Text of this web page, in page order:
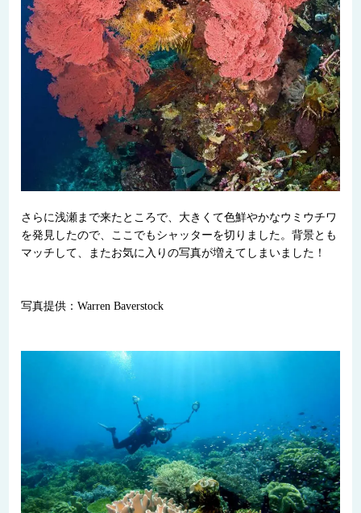
さらに浅瀬まで来たところで、大きくて色鮮やかなウミウチワ
を発見したので、ここでもシャッターを切りました。背景とも
マッチして、またお気に入りの写真が増えてしまいました！
写真提供：Warren Baverstock